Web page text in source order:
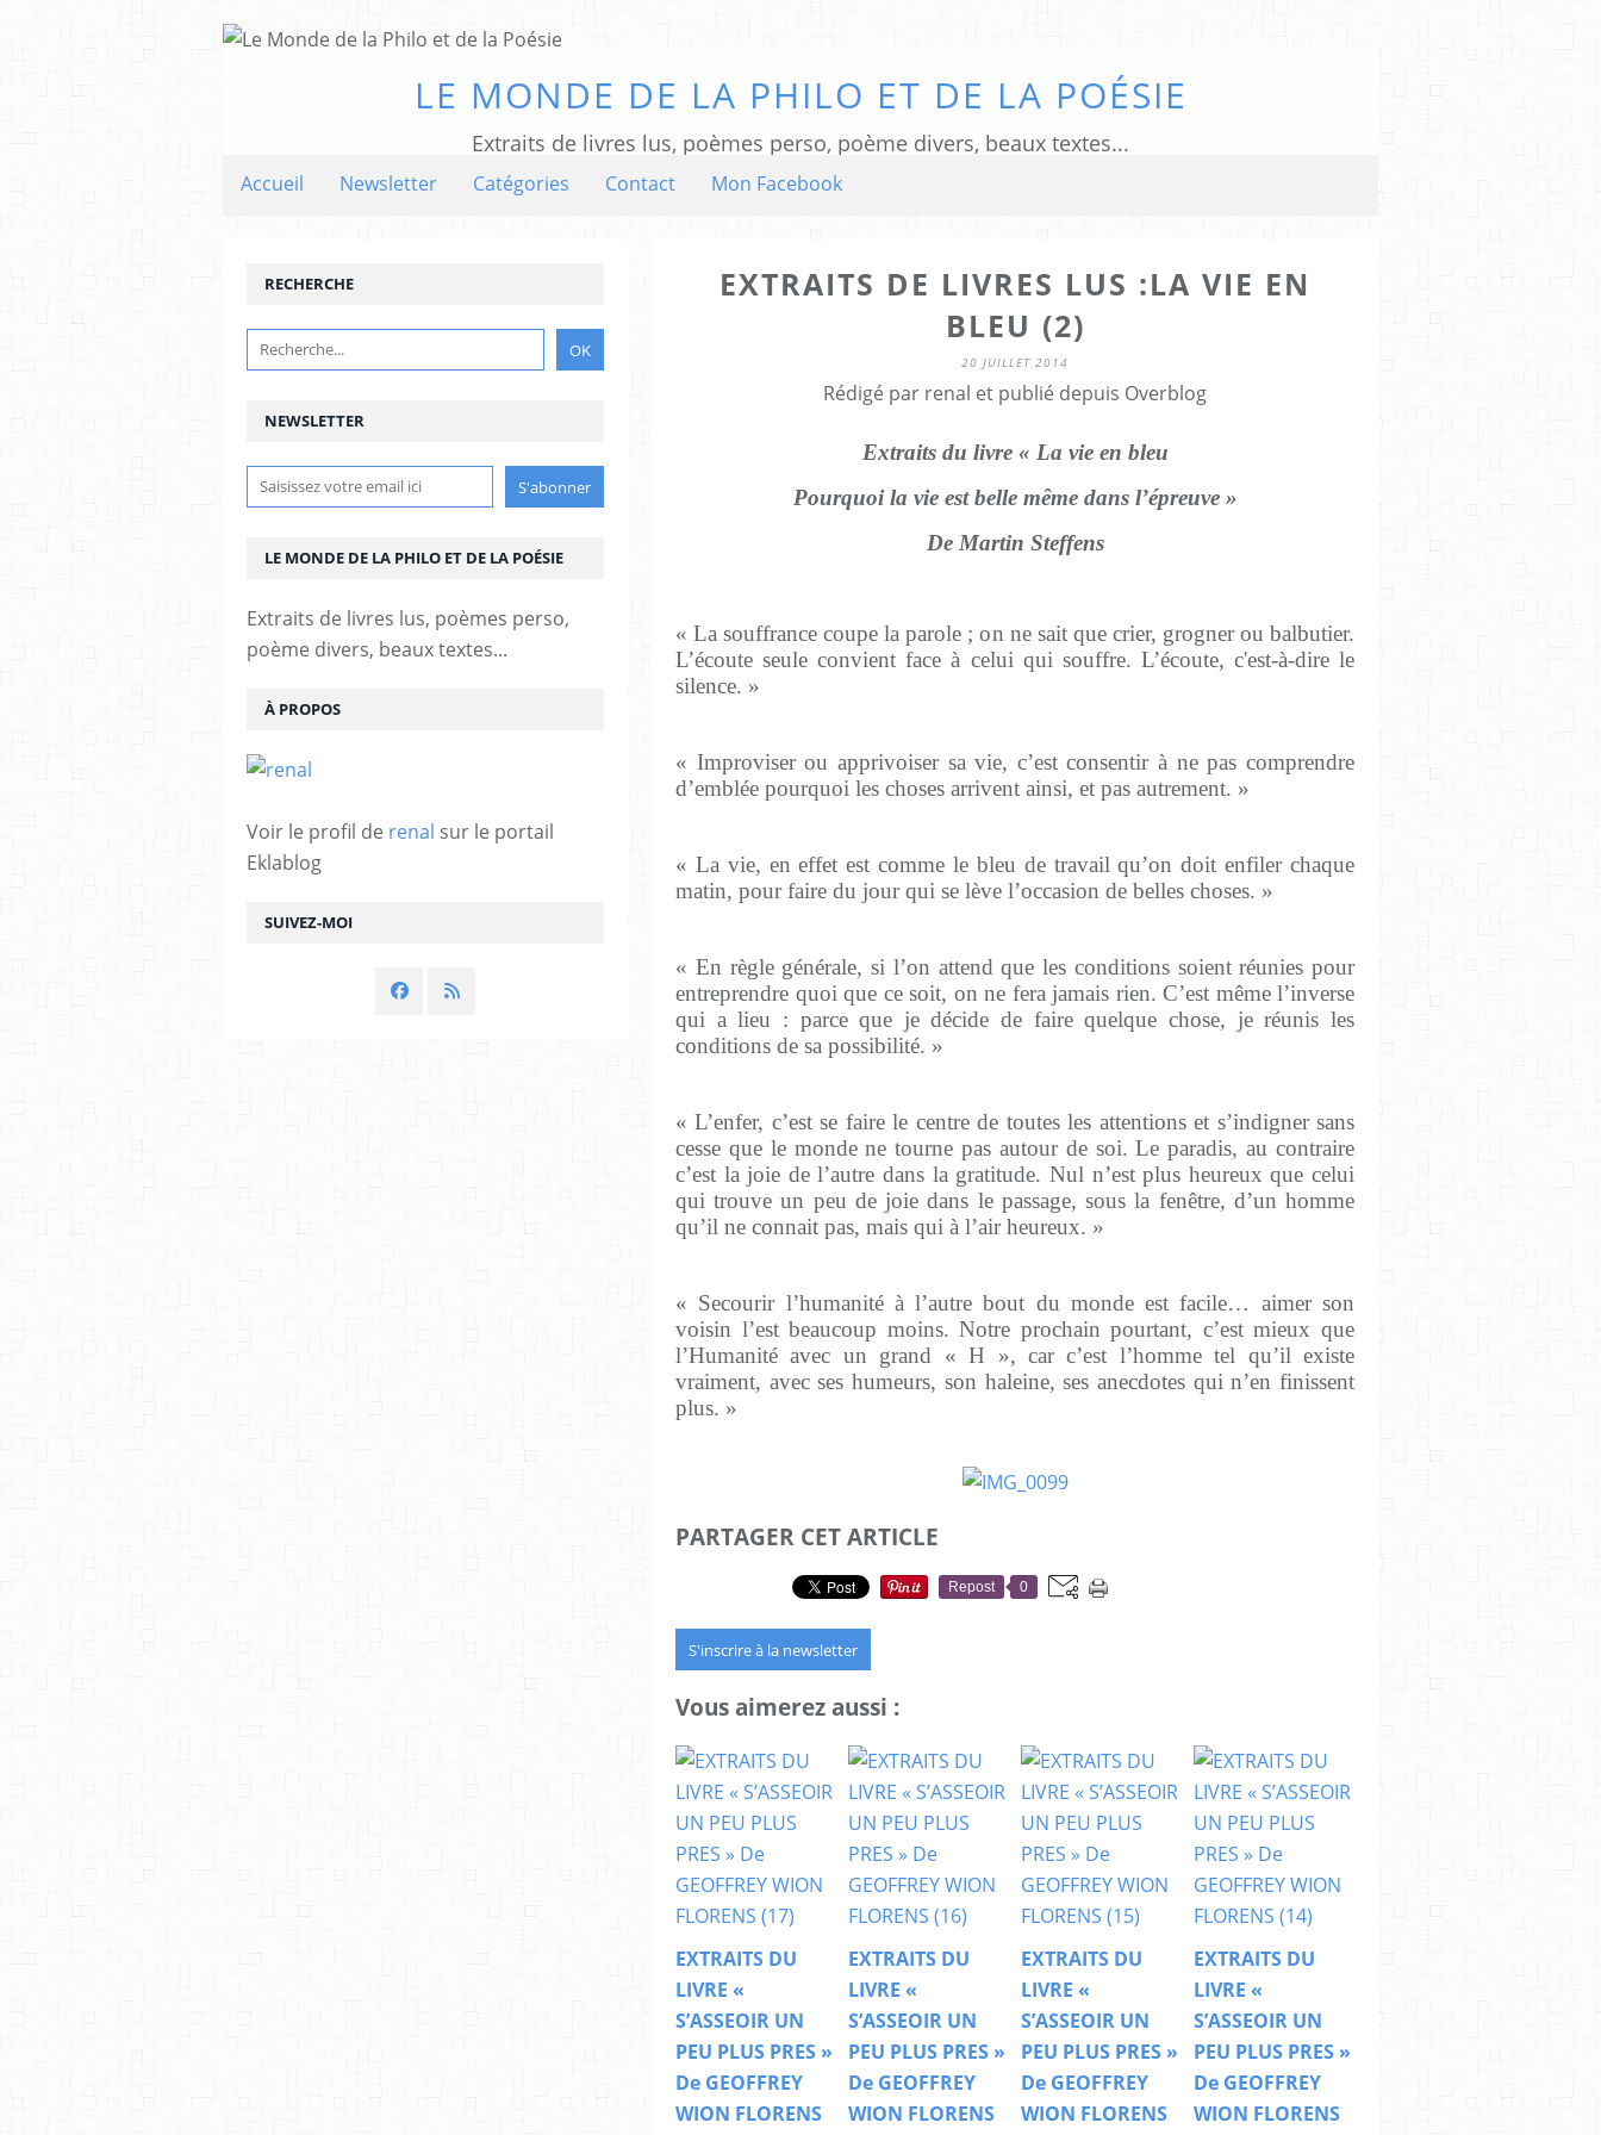
LE MONDE DE LA PHILO ET DE LA POÉSIE
Extraits de livres lus, poèmes perso, poème divers, beaux textes...
Accueil Newsletter Catégories Contact Mon Facebook
EXTRAITS DE LIVRES LUS :LA VIE EN
BLEU (2)
20 JUILLET 2014
Rédigé par renal et publié depuis Overblog
Extraits du livre « La vie en bleu
Pourquoi la vie est belle même dans l’épreuve »
De Martin Steffens
« La souffrance coupe la parole ; on ne sait que crier, grogner ou balbutier.
L’écoute seule convient face à celui qui souffre. L’écoute, c'est-à-dire le
silence. »
« Improviser ou apprivoiser sa vie, c’est consentir à ne pas comprendre
d’emblée pourquoi les choses arrivent ainsi, et pas autrement. »
« La vie, en effet est comme le bleu de travail qu’on doit enfiler chaque
matin, pour faire du jour qui se lève l’occasion de belles choses. »
« En règle générale, si l’on attend que les conditions soient réunies pour
entreprendre quoi que ce soit, on ne fera jamais rien. C’est même l’inverse
qui a lieu : parce que je décide de faire quelque chose, je réunis les
conditions de sa possibilité. »
« L’enfer, c’est se faire le centre de toutes les attentions et s’indigner sans
cesse que le monde ne tourne pas autour de soi. Le paradis, au contraire
c’est la joie de l’autre dans la gratitude. Nul n’est plus heureux que celui
qui trouve un peu de joie dans le passage, sous la fenêtre, d’un homme
qu’il ne connait pas, mais qui à l’air heureux. »
« Secourir l’humanité à l’autre bout du monde est facile… aimer son
voisin l’est beaucoup moins. Notre prochain pourtant, c’est mieux que
l’Humanité avec un grand « H », car c’est l’homme tel qu’il existe
vraiment, avec ses humeurs, son haleine, ses anecdotes qui n’en finissent
plus. »
PARTAGER CET ARTICLE
Repost 0
S'inscrire à la newsletter
Vous aimerez aussi :
EXTRAITS DU
LIVRE «
S’ASSEOIR UN
PEU PLUS PRES »
De GEOFFREY
WION FLORENS
EXTRAITS DU
LIVRE «
S’ASSEOIR UN
PEU PLUS PRES »
De GEOFFREY
WION FLORENS
EXTRAITS DU
LIVRE «
S’ASSEOIR UN
PEU PLUS PRES »
De GEOFFREY
WION FLORENS
EXTRAITS DU
LIVRE «
S’ASSEOIR UN
PEU PLUS PRES »
De GEOFFREY
WION FLORENS
NEWSLETTER
SUIVEZ-MOI
RECHERCHE
LE MONDE DE LA PHILO ET DE LA POÉSIE
Extraits de livres lus, poèmes perso,
poème divers, beaux textes...
À PROPOS
Voir le profil de renal sur le portail
Eklablog